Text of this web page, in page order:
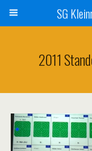
SG
2011